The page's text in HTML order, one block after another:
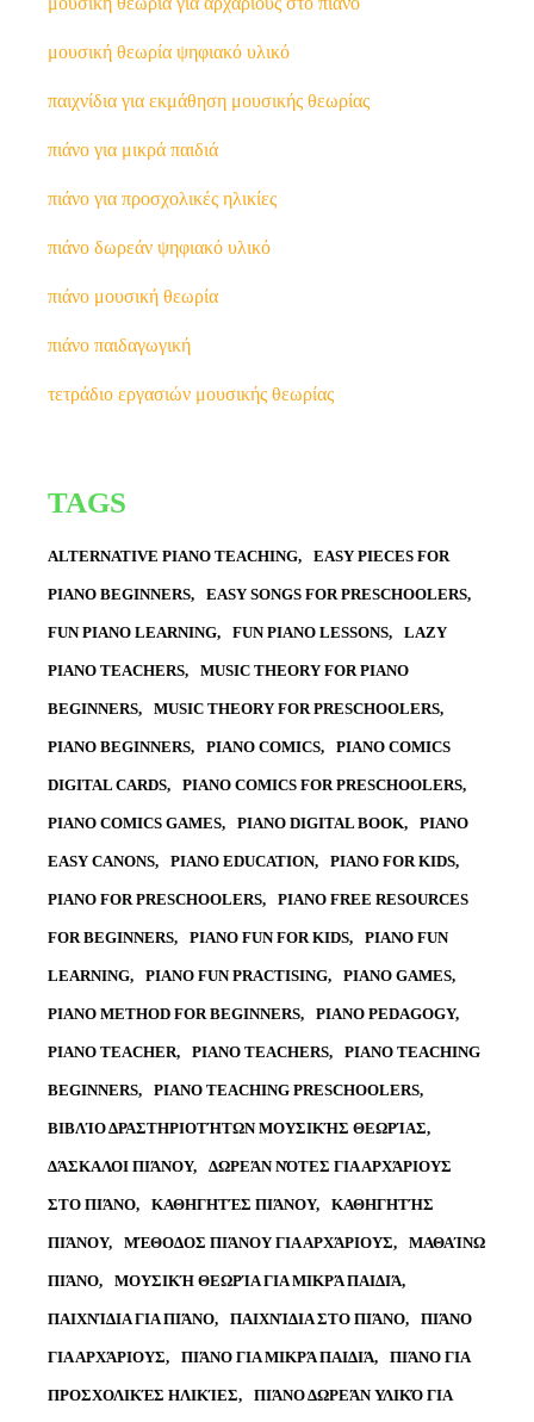
μουσική θεωρία ψηφιακό υλικό
παιχνίδια για εκμάθηση μουσικής θεωρίας
πιάνο για μικρά παιδιά
πιάνο για προσχολικές ηλικίες
πιάνο δωρεάν ψηφιακό υλικό
πιάνο μουσική θεωρία
πιάνο παιδαγωγική
τετράδιο εργασιών μουσικής θεωρίας
TAGS
ALTERNATIVE PIANO TEACHING EASY PIECES FOR
PIANO BEGINNERS EASY SONGS FOR PRESCHOOLERS
FUN PIANO LEARNING FUN PIANO LESSONS LAZY
PIANO TEACHERS MUSIC THEORY FOR PIANO
BEGINNERS MUSIC THEORY FOR PRESCHOOLERS
PIANO BEGINNERS PIANO COMICS PIANO COMICS
DIGITAL CARDS PIANO COMICS FOR PRESCHOOLERS
PIANO COMICS GAMES PIANO DIGITAL BOOK PIANO
EASY CANONS PIANO EDUCATION PIANO FOR KIDS
PIANO FOR PRESCHOOLERS PIANO FREE RESOURCES
FOR BEGINNERS PIANO FUN FOR KIDS PIANO FUN
LEARNING PIANO FUN PRACTISING PIANO GAMES
PIANO METHOD FOR BEGINNERS PIANO PEDAGOGY
PIANO TEACHER PIANO TEACHERS PIANO TEACHING
BEGINNERS PIANO TEACHING PRESCHOOLERS
ΒΙΒΛΊΟ ΔΡΑΣΤΗΡΙΟΤΉΤΩΝ ΜΟΥΣΙΚΉΣ ΘΕΩΡΊΑΣ
ΔΆΣΚΑΛΟΙ ΠΙΆΝΟΥ ΔΩΡΕΆΝ ΝΌΤΕΣ ΓΙΑ ΑΡΧΆΡΙΟΥΣ
ΣΤΟ ΠΙΆΝΟ ΚΑΘΗΓΗΤΈΣ ΠΙΆΝΟΥ ΚΑΘΗΓΗΤΉΣ
ΠΙΆΝΟΥ ΜΈΘΟΔΟΣ ΠΙΆΝΟΥ ΓΙΑ ΑΡΧΆΡΙΟΥΣ ΜΑΘΑΊΝΩ
ΠΙΆΝΟ ΜΟΥΣΙΚΉ ΘΕΩΡΊΑ ΓΙΑ ΜΙΚΡΆ ΠΑΙΔΙΆ
ΠΑΙΧΝΊΔΙΑ ΓΙΑ ΠΙΆΝΟ ΠΑΙΧΝΊΔΙΑ ΣΤΟ ΠΙΆΝΟ ΠΙΆΝΟ
ΓΙΑ ΑΡΧΆΡΙΟΥΣ ΠΙΆΝΟ ΓΙΑ ΜΙΚΡΆ ΠΑΙΔΙΆ ΠΙΆΝΟ ΓΙΑ
ΠΡΟΣΧΟΛΙΚΈΣ ΗΛΙΚΊΕΣ ΠΙΆΝΟ ΔΩΡΕΆΝ ΥΛΙΚΌ ΓΙΑ